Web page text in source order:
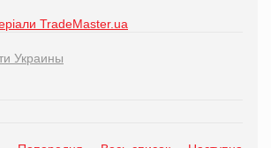
TradeMaster.ua
Украины